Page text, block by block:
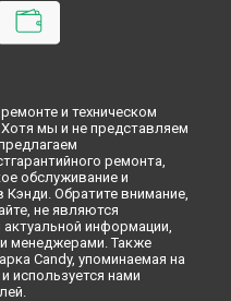
и техническом
мы и не представляем
ремонта,
обслуживание и
Обратите внимание,
не являются
информации,
менеджерами. Также
Candy, упоминаемая на
используется нами